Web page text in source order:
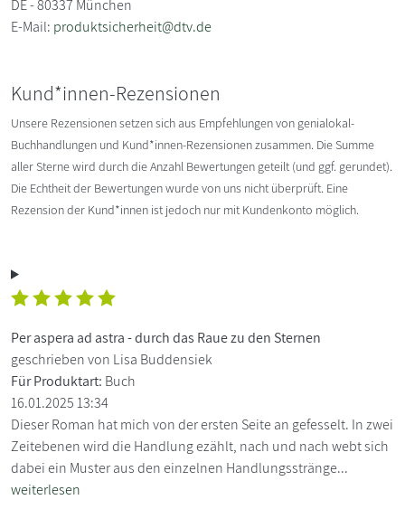
DE - 80337 München
E-Mail: produktsicherheit@dtv.de
Kund*innen-Rezensionen
Unsere Rezensionen setzen sich aus Empfehlungen von genialokal-
Buchhandlungen und Kund*innen-Rezensionen zusammen. Die Summe
aller Sterne wird durch die Anzahl Bewertungen geteilt (und ggf. gerundet).
Die Echtheit der Bewertungen wurde von uns nicht überprüft. Eine
Rezension der Kund*innen ist jedoch nur mit Kundenkonto möglich.
Per aspera ad astra - durch das Raue zu den Sternen
geschrieben von Lisa Buddensiek
Für Produktart: Buch
16.01.2025 13:34
Dieser Roman hat mich von der ersten Seite an gefesselt. In zwei
Zeitebenen wird die Handlung ezählt, nach und nach webt sich
dabei ein Muster aus den einzelnen Handlungsstränge...
weiterlesen